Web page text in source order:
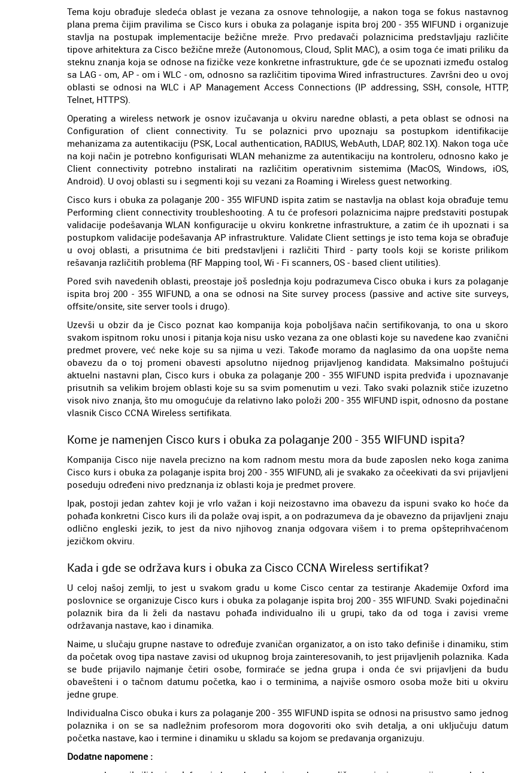
Tema koju obrađuje sledeća oblast je vezana za osnove tehnologije, a nakon toga se fokus nastavnog
plana prema čijim pravilima se Cisco kurs i obuka za polaganje ispita broj 200 - 355 WIFUND i organizuje
stavlja na postupak implementacije bežične mreže. Prvo predavači polaznicima predstavljaju različite
tipove arhitektura za Cisco bežične mreže (Autonomous, Cloud, Split MAC), a osim toga će imati priliku da
steknu znanja koja se odnose na fizičke veze konkretne infrastrukture, gde će se upoznati između ostalog
sa LAG - om, AP - om i WLC - om, odnosno sa različitim tipovima Wired infrastructures. Završni deo u ovoj
oblasti se odnosi na WLC i AP Management Access Connections (IP addressing, SSH, console, HTTP,
Telnet, HTTPS).
Operating a wireless network je osnov izučavanja u okviru naredne oblasti, a peta oblast se odnosi na
Configuration of client connectivity. Tu se polaznici prvo upoznaju sa postupkom identifikacije
mehanizama za autentikaciju (PSK, Local authentication, RADIUS, WebAuth, LDAP, 802.1X). Nakon toga uče
na koji način je potrebno konfigurisati WLAN mehanizme za autentikaciju na kontroleru, odnosno kako je
Client connectivity potrebno instalirati na različitim operativnim sistemima (MacOS, Windows, iOS,
Android). U ovoj oblasti su i segmenti koji su vezani za Roaming i Wireless guest networking.
Cisco kurs i obuka za polaganje 200 - 355 WIFUND ispita zatim se nastavlja na oblast koja obrađuje temu
Performing client connectivity troubleshooting. A tu će profesori polaznicima najpre predstaviti postupak
validacije podešavanja WLAN konfiguracije u okviru konkretne infrastrukture, a zatim će ih upoznati i sa
postupkom validacije podešavanja AP infrastrukture. Validate Client settings je isto tema koja se obrađuje
u ovoj oblasti, a prisutnima će biti predstavljeni i različiti Third - party tools koji se koriste prilikom
rešavanja različitih problema (RF Mapping tool, Wi - Fi scanners, OS - based client utilities).
Pored svih navedenih oblasti, preostaje još poslednja koju podrazumeva Cisco obuka i kurs za polaganje
ispita broj 200 - 355 WIFUND, a ona se odnosi na Site survey process (passive and active site surveys,
offsite/onsite, site server tools i drugo).
Uzevši u obzir da je Cisco poznat kao kompanija koja poboljšava način sertifikovanja, to ona u skoro
svakom ispitnom roku unosi i pitanja koja nisu usko vezana za one oblasti koje su navedene kao zvanični
predmet provere, već neke koje su sa njima u vezi. Takođe moramo da naglasimo da ona uopšte nema
obavezu da o toj promeni obavesti apsolutno nijednog prijavljenog kandidata. Maksimalno poštujući
aktuelni nastavni plan, Cisco kurs i obuka za polaganje 200 - 355 WIFUND ispita predviđa i upoznavanje
prisutnih sa velikim brojem oblasti koje su sa svim pomenutim u vezi. Tako svaki polaznik stiče izuzetno
visok nivo znanja, što mu omogućuje da relativno lako položi 200 - 355 WIFUND ispit, odnosno da postane
vlasnik Cisco CCNA Wireless sertifikata.
Kome je namenjen Cisco kurs i obuka za polaganje 200 - 355 WIFUND ispita?
Kompanija Cisco nije navela precizno na kom radnom mestu mora da bude zaposlen neko koga zanima
Cisco kurs i obuka za polaganje ispita broj 200 - 355 WIFUND, ali je svakako za očeekivati da svi prijavljeni
poseduju određeni nivo predznanja iz oblasti koja je predmet provere.
Ipak, postoji jedan zahtev koji je vrlo važan i koji neizostavno ima obavezu da ispuni svako ko hoće da
pohađa konkretni Cisco kurs ili da polaže ovaj ispit, a on podrazumeva da je obavezno da prijavljeni znaju
odlično engleski jezik, to jest da nivo njihovog znanja odgovara višem i to prema opšteprihvaćenom
jezičkom okviru.
Kada i gde se održava kurs i obuka za Cisco CCNA Wireless sertifikat?
U celoj našoj zemlji, to jest u svakom gradu u kome Cisco centar za testiranje Akademije Oxford ima
poslovnice se organizuje Cisco kurs i obuka za polaganje ispita broj 200 - 355 WIFUND. Svaki pojedinačni
polaznik bira da li želi da nastavu pohađa individualno ili u grupi, tako da od toga i zavisi vreme
održavanja nastave, kao i dinamika.
Naime, u slučaju grupne nastave to određuje zvaničan organizator, a on isto tako definiše i dinamiku, stim
da početak ovog tipa nastave zavisi od ukupnog broja zainteresovanih, to jest prijavljenih polaznika. Kada
se bude prijavilo najmanje četiri osobe, formiraće se jedna grupa i onda će svi prijavljeni da budu
obavešteni i o tačnom datumu početka, kao i o terminima, a najviše osmoro osoba može biti u okviru
jedne grupe.
Individualna Cisco obuka i kurs za polaganje 200 - 355 WIFUND ispita se odnosi na prisustvo samo jednog
polaznika i on se sa nadležnim profesorom mora dogovoriti oko svih detalja, a oni uključuju datum
početka nastave, kao i termine i dinamiku u skladu sa kojom se predavanja organizuju.
Dodatne napomene :